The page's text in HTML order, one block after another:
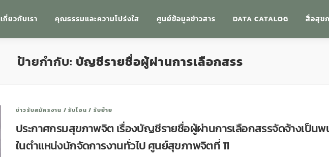
เกี่ยวกับเรา คุณธรรมและความโปร่งใส ศูนย์ข้อมูลข่าวสาร DATA CATALOG สื่อสุข
ป้ายกำกับ: บัญชีรายชื่อผู้ผ่านการเลือกสรร
ข่าวรับสมัครงาน / รับโอน / รับย้าย
ประกาศกรมสุขภาพจิต เรื่องบัญชีรายชื่อผู้ผ่านการเลือกสรรจัดจ้างเป็นพ
ในตำแหน่งนักจัดการงานทั่วไป ศูนย์สุขภาพจิตที่ 11